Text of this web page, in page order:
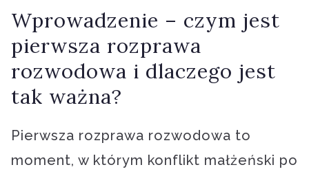
Wprowadzenie – czym jest
pierwsza rozprawa
rozwodowa i dlaczego jest
tak ważna?
Pierwsza rozprawa rozwodowa to
moment, w którym konflikt małżeński po